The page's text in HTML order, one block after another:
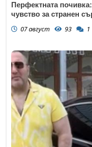
Перфектната
чувство за странен
07 август 93 1